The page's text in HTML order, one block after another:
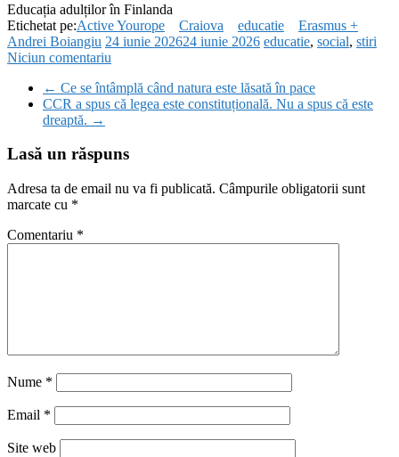
Educația adulților în Finlanda
Etichetat pe:Active Yourope Craiova educatie
Erasmus +
Andrei Boiangiu 24 iunie 202624 iunie 2026 educatie, social, stiri
Niciun comentariu
← Ce se întâmplă când natura este lăsată în pace
CCR a spus că legea este constituțională. Nu a spus că este
dreaptă. →
Lasă un răspuns
Adresa ta de email nu va fi publicată. Câmpurile obligatorii sunt
marcate cu *
Comentariu *
Nume *
Email *
Site web